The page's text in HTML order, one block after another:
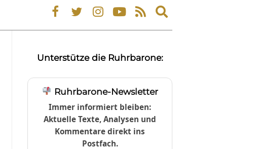
Expand
search
Unterstütze die Ruhrbarone:
Ruhrbarone-Newsletter
Immer informiert bleiben:
Aktuelle Texte, Analysen und
Kommentare direkt ins
Postfach.